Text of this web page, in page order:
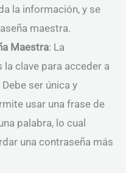
la información, y se
maestra.
Maestra: La
clave para acceder a
ser única y
usar una frase de
palabra, lo cual
una contraseña más